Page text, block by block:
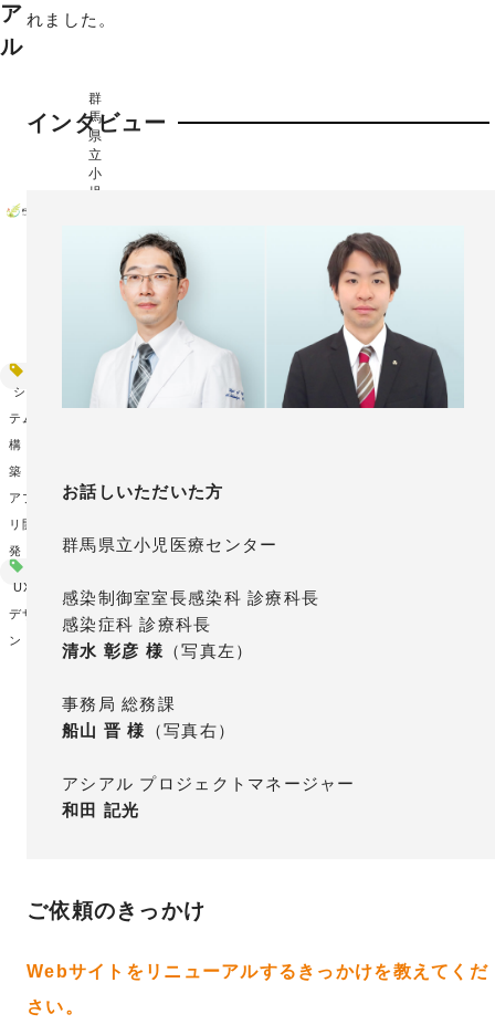
ア
ル
群
馬
県
立
小
児
シス
テム
構
築・
アプ
リ開
発
UX/UI
デザイ
ン
れました。
インタビュー
お話しいただいた方
群馬県立小児医療センター
感染制御室室長感染科 診療科長
感染症科 診療科長
清水 彰彦 様（写真左）
事務局 総務課
船山 晋 様 （写真右）
アシアル プロジェクトマネージャー
和田 記光
ご依頼のきっかけ
Webサイトをリニューアルするきっかけを教えてくだ
さい。